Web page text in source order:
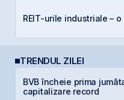
REIT-urile industriale –
TRENDUL ZILEI
BVB încheie prima
capitalizare record